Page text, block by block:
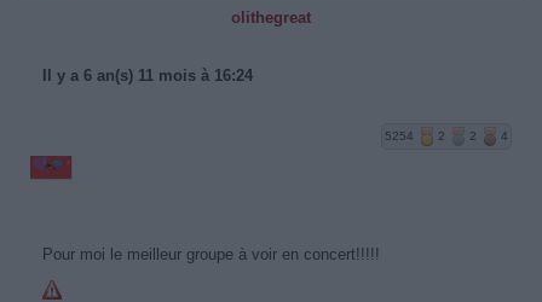
olithegreat
Il y a 6 an(s) 11 mois à 16:24
5254 2 2 4
Pour moi le meilleur groupe à voir en concert!!!!!